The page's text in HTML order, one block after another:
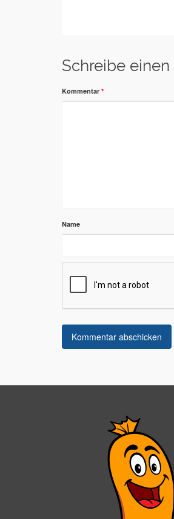
Schreibe
Kommentar *
Name